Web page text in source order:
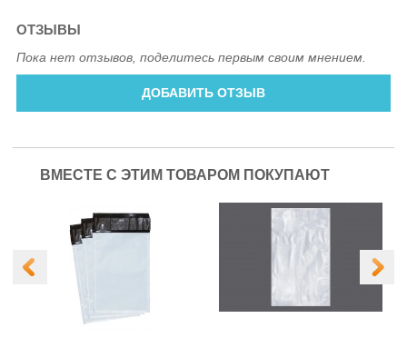
ОТЗЫВЫ
Пока нет отзывов, поделитесь первым своим мнением.
ДОБАВИТЬ ОТЗЫВ
ВМЕСТЕ С ЭТИМ ТОВАРОМ ПОКУПАЮТ